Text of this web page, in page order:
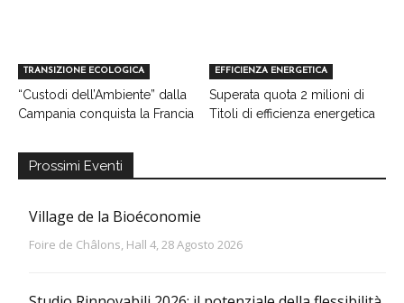
TRANSIZIONE ECOLOGICA
“Custodi dell’Ambiente” dalla
Campania conquista la Francia
EFFICIENZA ENERGETICA
Superata quota 2 milioni di
Titoli di efficienza energetica
Prossimi Eventi
Village de la Bioéconomie
Foire de Châlons, Hall 4, 28 Agosto 2026